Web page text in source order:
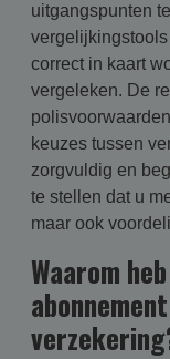
uitgangspunten
correct in kaart
vergeleken. De
keuzes tussen
zorgvuldig en
te stellen dat u
maar ook
Waarom